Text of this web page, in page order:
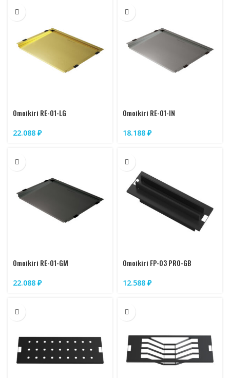
Omoikiri RE-01-LG
22.088 ₽
Omoikiri RE-01-IN
18.188 ₽
Omoikiri RE-01-GM
22.088 ₽
Omoikiri FP-03 PRO-GB
12.588 ₽